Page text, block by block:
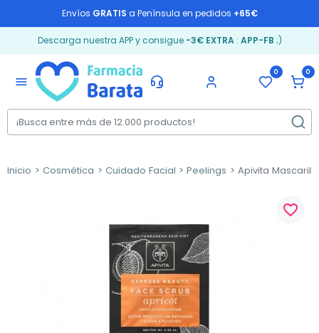
Envíos GRATIS a Península en pedidos +65€
Descarga nuestra APP y consigue -3€ EXTRA: APP-FB ;)
menu
0 0
Inicio Cosmética Cuidado Facial Peelings Apivita
favorite_border